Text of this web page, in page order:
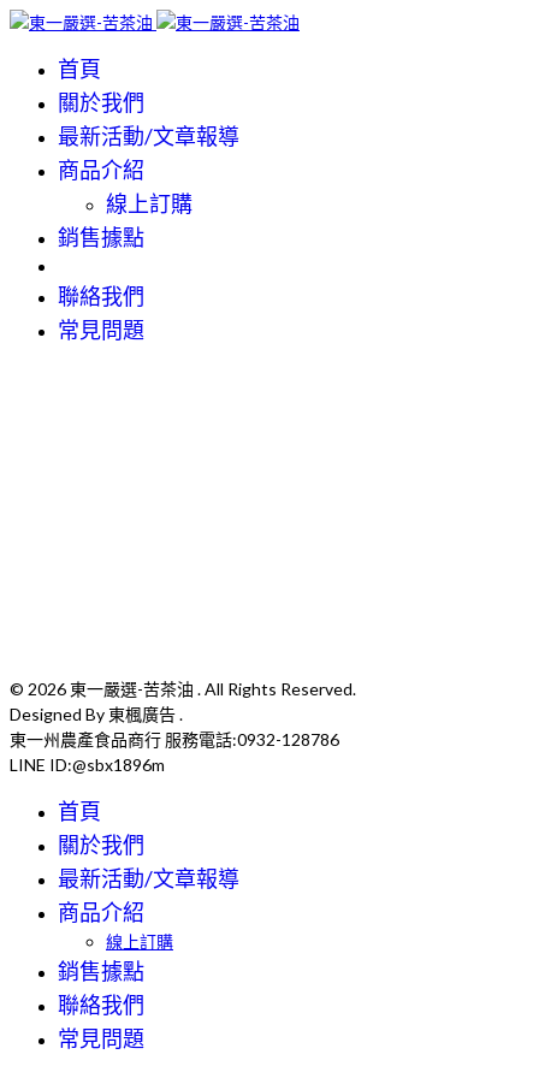
首頁
關於我們
最新活動/文章報導
商品介紹
線上訂購
銷售據點
聯絡我們
常見問題
© 2026 東一嚴選-苦茶油 . All Rights Reserved.
Designed By 東楓廣告 .
東一州農產食品商行 服務電話:0932-128786
LINE ID:@sbx1896m
首頁
關於我們
最新活動/文章報導
商品介紹
線上訂購
銷售據點
聯絡我們
常見問題